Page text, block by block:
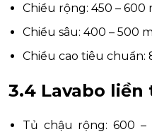
Chiều rộng: 450 – 600
Chiều sâu: 400 – 500
Chiều cao tiêu chuẩn:
3.4 Lavabo liền
Tủ chậu rộng: 600 –